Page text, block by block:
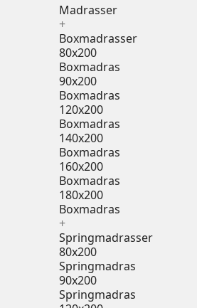
Madrasser
+
Boxmadrasser
80x200
Boxmadras
90x200
Boxmadras
120x200
Boxmadras
140x200
Boxmadras
160x200
Boxmadras
180x200
Boxmadras
+
Springmadrasser
80x200
Springmadras
90x200
Springmadras